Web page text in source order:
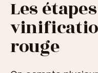
Les
rouge